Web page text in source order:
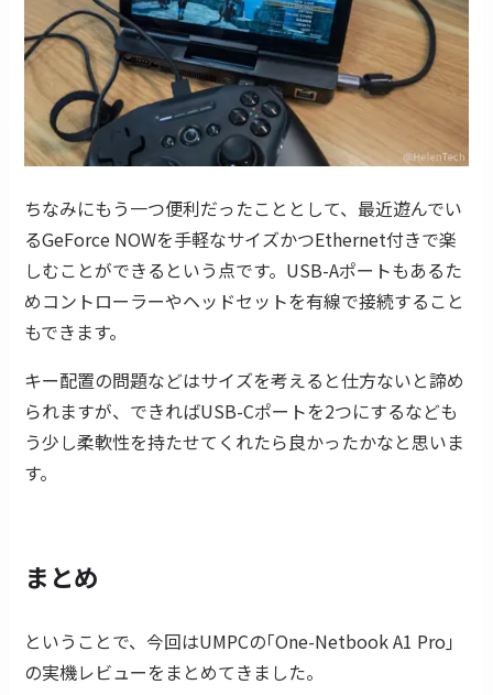
ちなみにもう一つ便利だったこととして、最近遊んでい
るGeForce NOWを手軽なサイズかつEthernet付きで楽
しむことができるという点です。USB-Aポートもあるた
めコントローラーやヘッドセットを有線で接続すること
もできます。
キー配置の問題などはサイズを考えると仕方ないと諦め
られますが、できればUSB-Cポートを2つにするなども
う少し柔軟性を持たせてくれたら良かったかなと思いま
す。
まとめ
ということで、今回はUMPCの｢One-Netbook A1 Pro｣
の実機レビューをまとめてきました。